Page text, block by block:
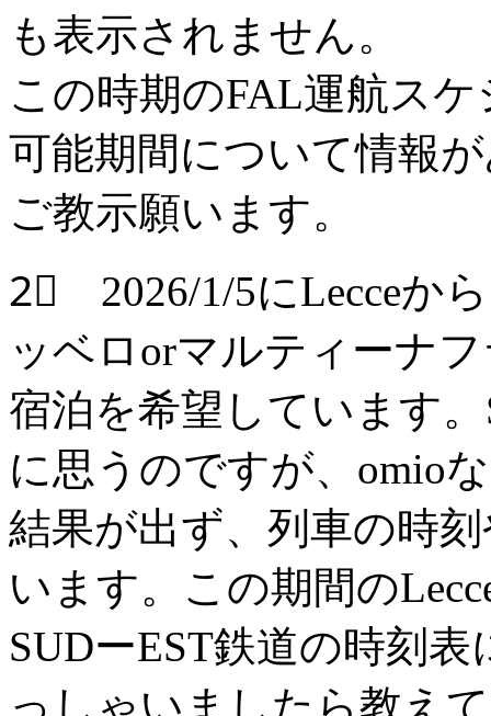
も表示されません。
この時期のFAL運航ス
可能期間について情報
ご教示願います。
2⃣ 2026/1/5にLecceか
ッベロorマルティーナ
宿泊を希望しています
に思うのですが、omio
結果が出ず、列車の時
います。この期間の
SUDーEST鉄道の時刻
っしゃいましたら教え